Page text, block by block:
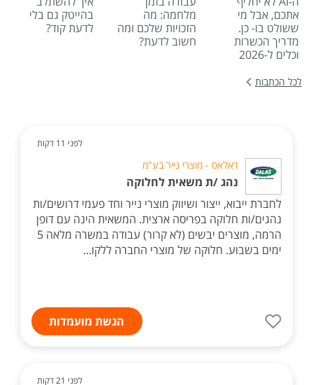
אתכם, אבל מי
ששולט בו- כן.
מדריך הכשרות
וכלים ל-2026
מלחמה: מה
הזכויות שלכם ומה
חשוב לדעת?
בהייטק גם בלי
לדעת קוד?
לכל הכתבות
לפני 11 דקות
דאלאס - מוצרי נייר בע"מ
נהג /ת משאית לחלוקה
לחברת ייבוא, ייצור ושיווק מוצרי נייר וחד פעמי דרושים/ות
נהגים/ות חלוקה בפריסה ארצית. המשאית הינה עם דופן
הרמה, מוצרים יבשים (לא קרור) עבודה במשרה מלאה 5
ימים בשבוע. חלוקה של מוצרי החברה ללקו...
הגשת מועמדות
לפני 21 דקות